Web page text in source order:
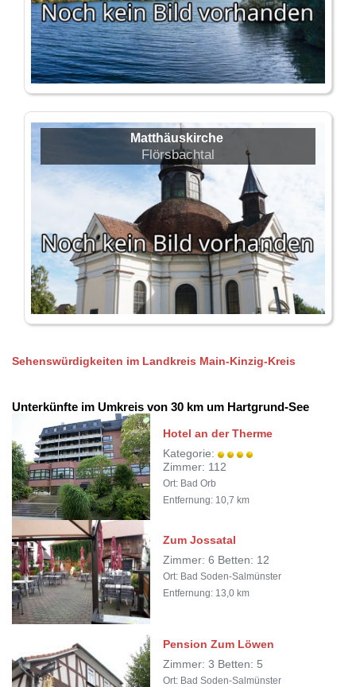
Matthäuskirche
Flörsbachtal
Sehenswürdigkeiten im Landkreis Main-Kinzig-Kreis
Unterkünfte im Umkreis von 30 km um Hartgrund-See
Hotel an der Therme
Kategorie:
Zimmer: 112
Ort: Bad Orb
Entfernung: 10,7 km
Zum Jossatal
Zimmer: 6 Betten: 12
Ort: Bad Soden-Salmünster
Entfernung: 13,0 km
Pension Zum Löwen
Zimmer: 3 Betten: 5
Ort: Bad Soden-Salmünster